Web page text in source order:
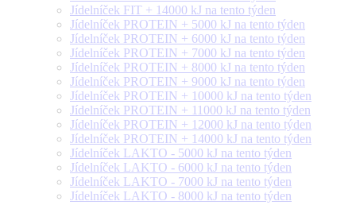
Jídelníček FIT + 14000 kJ na tento týden
Jídelníček PROTEIN + 5000 kJ na tento týden
Jídelníček PROTEIN + 6000 kJ na tento týden
Jídelníček PROTEIN + 7000 kJ na tento týden
Jídelníček PROTEIN + 8000 kJ na tento týden
Jídelníček PROTEIN + 9000 kJ na tento týden
Jídelníček PROTEIN + 10000 kJ na tento týden
Jídelníček PROTEIN + 11000 kJ na tento týden
Jídelníček PROTEIN + 12000 kJ na tento týden
Jídelníček PROTEIN + 14000 kJ na tento týden
Jídelníček LAKTO - 5000 kJ na tento týden
Jídelníček LAKTO - 6000 kJ na tento týden
Jídelníček LAKTO - 7000 kJ na tento týden
Jídelníček LAKTO - 8000 kJ na tento týden